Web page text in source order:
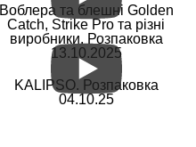
Воблера та блешні Golden
Catch, Strike Pro та різні
виробники. Розпаковка
13.10.2025
KALIPSO. Розпаковка
04.10.25